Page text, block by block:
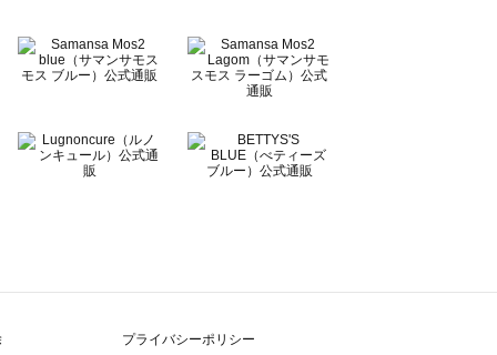
プライバシーポリシー